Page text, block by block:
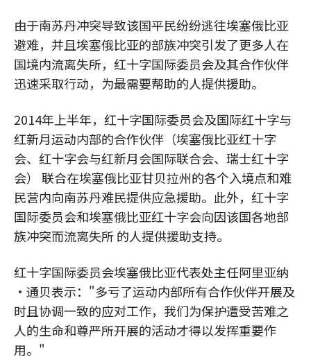
由于南苏丹冲突导致该国平民纷纷逃往埃塞俄比亚
避难，并且埃塞俄比亚的部族冲突引发了更多人在
国境内流离失所，红十字国际委员会及其合作伙伴
迅速采取行动，为最需要帮助的人提供援助。
2014年上半年，红十字国际委员会及国际红十字与
红新月运动内部的合作伙伴（埃塞俄比亚红十字
会、红十字会与红新月会国际联合会、瑞士红十字
会） 联合在埃塞俄比亚甘贝拉州的各个入境点和难
民营内向南苏丹难民提供应急援助。此外，红十字
国际委员会和埃塞俄比亚红十字会向因该国各地部
族冲突而流离失所 的人提供援助支持。
红十字国际委员会埃塞俄比亚代表处主任阿里亚纳
•通贝表示："多亏了运动内部所有合作伙伴开展及
时且协调一致的应对工作，我们为保护遭受苦难之
人的生命和尊严所开展的活动才得以发挥重要作
用。"